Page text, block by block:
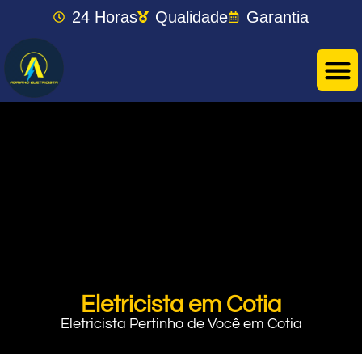
24 Horas Qualidade Garantia
Eletricista em Cotia
Eletricista Pertinho de Você em Cotia